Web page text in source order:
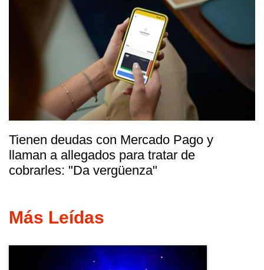
Tienen deudas con Mercado Pago y
llaman a allegados para tratar de
cobrarles: "Da vergüenza"
Más Leídas